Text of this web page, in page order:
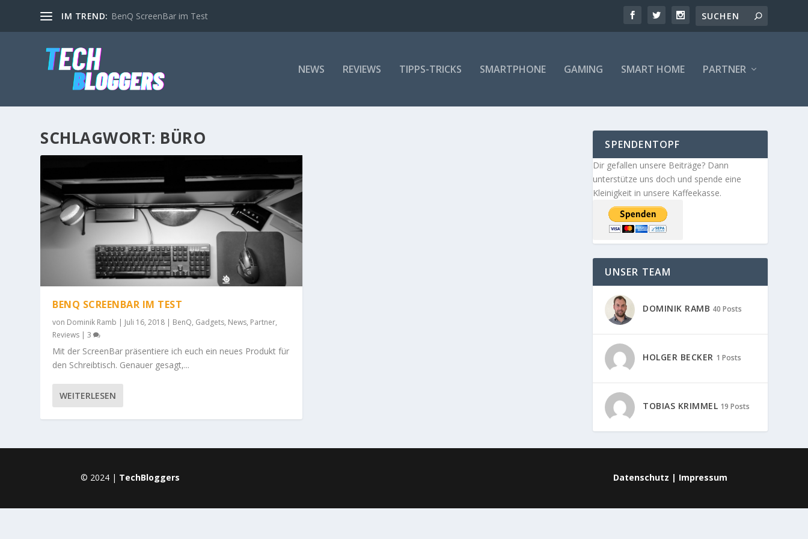
IM TREND: BenQ ScreenBar im Test
NEWS REVIEWS TIPPS-TRICKS SMARTPHONE GAMING SMART HOME PARTNER
SCHLAGWORT: BÜRO
BENQ SCREENBAR IM TEST
von Dominik Ramb | Juli 16, 2018 | BenQ, Gadgets, News, Partner,
Reviews |3
Mit der ScreenBar präsentiere ich euch ein neues Produkt für
den Schreibtisch. Genauer gesagt,...
WEITERLESEN
SPENDENTOPF
Dir gefallen unsere Beiträge? Dann
unterstütze uns doch und spende eine
Kleinigkeit in unsere Kaffeekasse.
UNSER TEAM
DOMINIK RAMB 40 Posts
HOLGER BECKER 1 Posts
TOBIAS KRIMMEL 19 Posts
© 2024 | TechBloggers Datenschutz | Impressum